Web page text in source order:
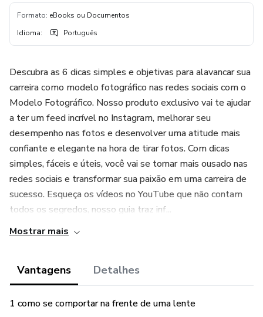
Formato: eBooks ou Documentos
Idioma: Português
Descubra as 6 dicas simples e objetivas para alavancar sua
carreira como modelo fotográfico nas redes sociais com o
Modelo Fotográfico. Nosso produto exclusivo vai te ajudar
a ter um feed incrível no Instagram, melhorar seu
desempenho nas fotos e desenvolver uma atitude mais
confiante e elegante na hora de tirar fotos. Com dicas
simples, fáceis e úteis, você vai se tornar mais ousado nas
redes sociais e transformar sua paixão em uma carreira de
sucesso. Esqueça os vídeos no YouTube que não contam
todos os segredos, nosso guia traz inf...
Mostrar mais
Vantagens Detalhes
1 como se comportar na frente de uma lente